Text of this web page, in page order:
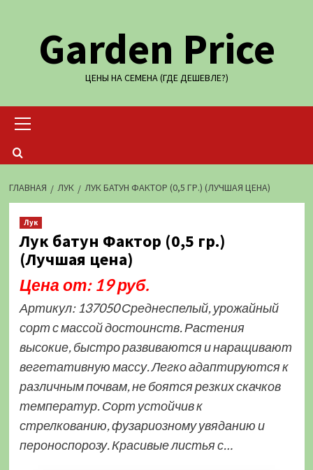
содержимомуGarden Price
ЦЕНЫ НА СЕМЕНА (ГДЕ ДЕШЕВЛЕ?)
меню
ГЛАВНАЯ ЛУК ЛУК БАТУН ФАКТОР (0,5 ГР.) (ЛУЧШАЯ ЦЕНА)
Лук
Лук батун Фактор (0,5 гр.)
(Лучшая цена)
Цена от: 19 руб.
Артикул: 137050 Среднеспелый, урожайный
сорт с массой достоинств. Растения
высокие, быстро развиваются и наращивают
вегетативную массу. Легко адаптируются к
различным почвам, не боятся резких скачков
температур. Сорт устойчив к
стрелкованию, фузариозному увяданию и
пероноспорозу. Красивые листья с…